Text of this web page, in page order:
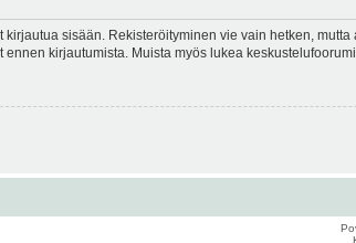
kirjautua sisään. Rekisteröityminen vie vain hetken,
kirjautumista. Muista myös lukea